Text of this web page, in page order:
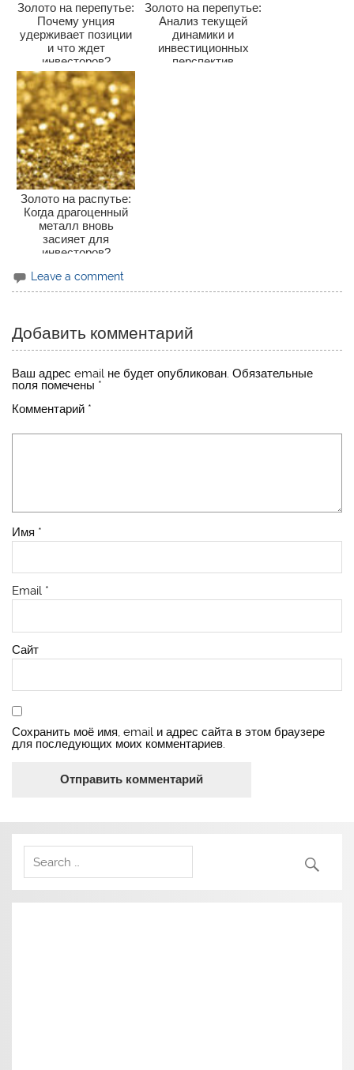
Золото на перепутье:
Почему унция
удерживает позиции
и что ждет
инвесторов?
Золото на перепутье:
Анализ текущей
динамики и
инвестиционных
перспектив
Золото на распутье:
Когда драгоценный
металл вновь
засияет для
инвесторов?
Leave a comment
Добавить комментарий
Ваш адрес email не будет опубликован. Обязательные
поля помечены *
Комментарий *
Имя *
Email *
Сайт
Сохранить моё имя, email и адрес сайта в этом браузере
для последующих моих комментариев.